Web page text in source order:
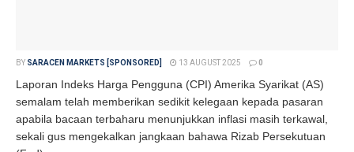
BY SARACEN MARKETS [SPONSORED] 13 AUGUST 2025 0
Laporan Indeks Harga Pengguna (CPI) Amerika Syarikat (AS)
semalam telah memberikan sedikit kelegaan kepada pasaran
apabila bacaan terbaharu menunjukkan inflasi masih terkawal,
sekali gus mengekalkan jangkaan bahawa Rizab Persekutuan